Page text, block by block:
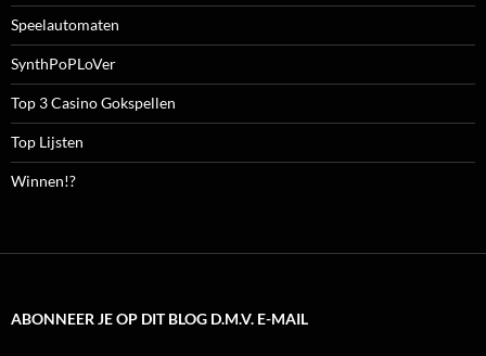
Speelautomaten
SynthPoPLoVer
Top 3 Casino Gokspellen
Top Lijsten
Winnen!?
ABONNEER JE OP DIT BLOG D.M.V. E-MAIL